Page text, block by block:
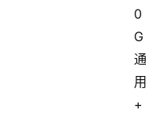
0
G
通
用
+